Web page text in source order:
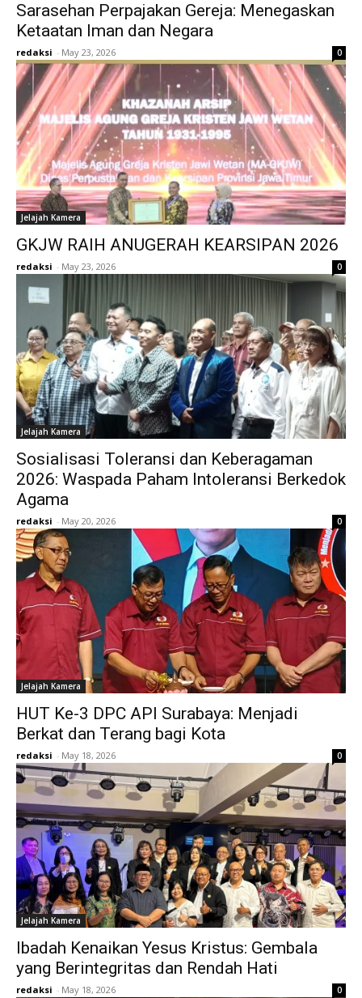
Sarasehan Perpajakan Gereja: Menegaskan
Ketaatan Iman dan Negara
redaksi - May 23, 2026 0
Jelajah Kamera
GKJW RAIH ANUGERAH KEARSIPAN 2026
redaksi - May 23, 2026 0
Jelajah Kamera
Sosialisasi Toleransi dan Keberagaman
2026: Waspada Paham Intoleransi Berkedok
Agama
redaksi - May 20, 2026 0
Jelajah Kamera
HUT Ke-3 DPC API Surabaya: Menjadi
Berkat dan Terang bagi Kota
redaksi - May 18, 2026 0
Jelajah Kamera
Ibadah Kenaikan Yesus Kristus: Gembala
yang Berintegritas dan Rendah Hati
redaksi - May 18, 2026 0